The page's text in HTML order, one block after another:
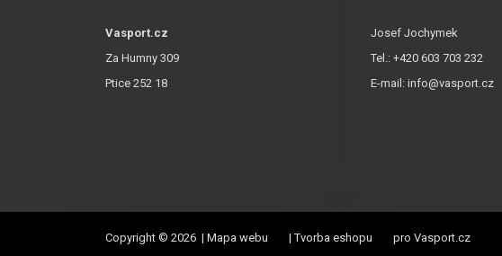
Vasport.cz
Za Humny 309
Ptice 252 18
Josef Jochymek
Tel.: +420 603 703 232
E-mail: info@vasport.cz
Copyright © 2026 | Mapa webu |Tvorba eshopu pro Vasport.cz